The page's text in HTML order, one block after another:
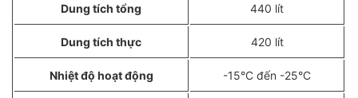
Dung tích tổng 440 lít
Dung tích thực 420 lít
Nhiệt độ hoạt động -15°C đến -25°C